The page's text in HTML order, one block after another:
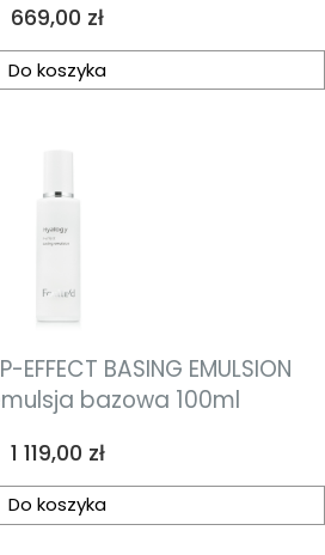
Cena
669,00 zł
Do koszyka
BASING EMULSION
ochronna emulsja bazowa 100ml
Cena
1 119,00 zł
Do koszyka